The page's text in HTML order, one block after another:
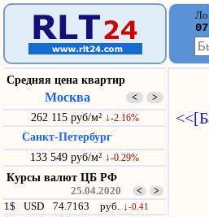
Средняя цена квартир
Москва < >
262 115 руб/м² ↓-2.16%
Санкт-Петербург
133 549 руб/м² ↓-0.29%
Курсы валют ЦБ РФ
25.04.2020 < >
1$ USD 74.7163 руб. ↓-0.41